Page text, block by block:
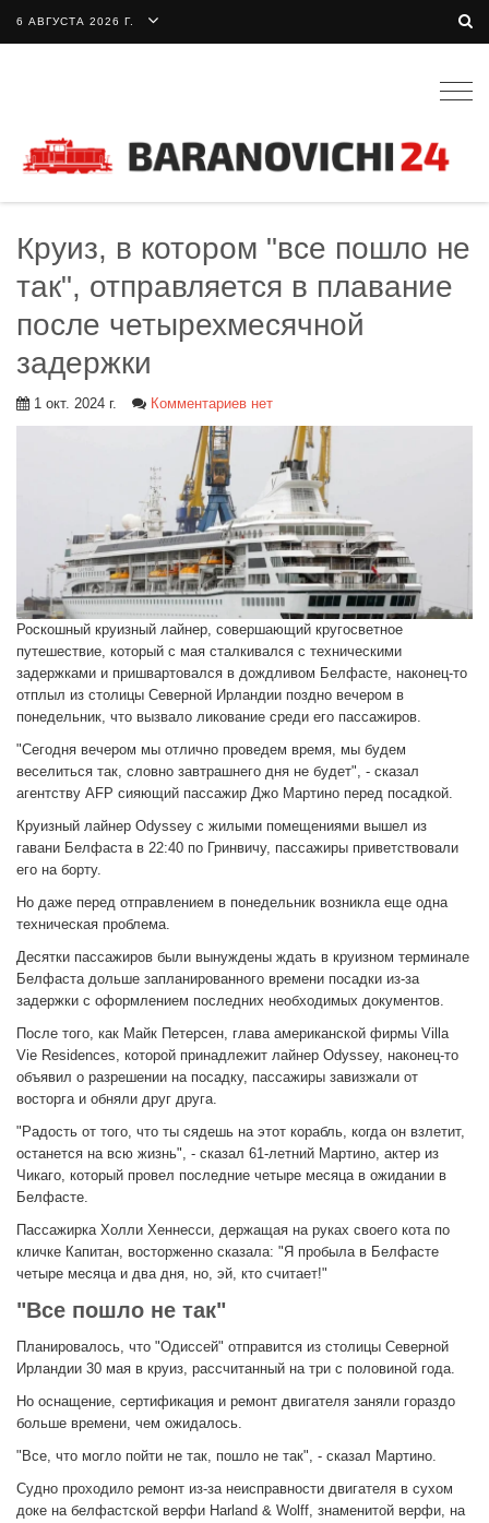
6 АВГУСТА 2026 Г.
Круиз, в котором "все пошло не
так", отправляется в плавание
после четырехмесячной
задержки
1 окт. 2024 г. Комментариев нет
Роскошный круизный лайнер, совершающий кругосветное
путешествие, который с мая сталкивался с техническими
задержками и пришвартовался в дождливом Белфасте, наконец-то
отплыл из столицы Северной Ирландии поздно вечером в
понедельник, что вызвало ликование среди его пассажиров.
"Сегодня вечером мы отлично проведем время, мы будем
веселиться так, словно завтрашнего дня не будет", - сказал
агентству AFP сияющий пассажир Джо Мартино перед посадкой.
Круизный лайнер Odyssey с жилыми помещениями вышел из
гавани Белфаста в 22:40 по Гринвичу, пассажиры приветствовали
его на борту.
Но даже перед отправлением в понедельник возникла еще одна
техническая проблема.
Десятки пассажиров были вынуждены ждать в круизном терминале
Белфаста дольше запланированного времени посадки из-за
задержки с оформлением последних необходимых документов.
После того, как Майк Петерсен, глава американской фирмы Villa
Vie Residences, которой принадлежит лайнер Odyssey, наконец-то
объявил о разрешении на посадку, пассажиры завизжали от
восторга и обняли друг друга.
"Радость от того, что ты сядешь на этот корабль, когда он взлетит,
останется на всю жизнь", - сказал 61-летний Мартино, актер из
Чикаго, который провел последние четыре месяца в ожидании в
Белфасте.
Пассажирка Холли Хеннесси, держащая на руках своего кота по
кличке Капитан, восторженно сказала: "Я пробыла в Белфасте
четыре месяца и два дня, но, эй, кто считает!"
"Все пошло не так"
Планировалось, что "Одиссей" отправится из столицы Северной
Ирландии 30 мая в круиз, рассчитанный на три с половиной года.
Но оснащение, сертификация и ремонт двигателя заняли гораздо
больше времени, чем ожидалось.
"Все, что могло пойти не так, пошло не так", - сказал Мартино.
Судно проходило ремонт из-за неисправности двигателя в сухом
доке на белфастской верфи Harland & Wolff, знаменитой верфи, на